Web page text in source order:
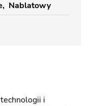
Nablatowy
i